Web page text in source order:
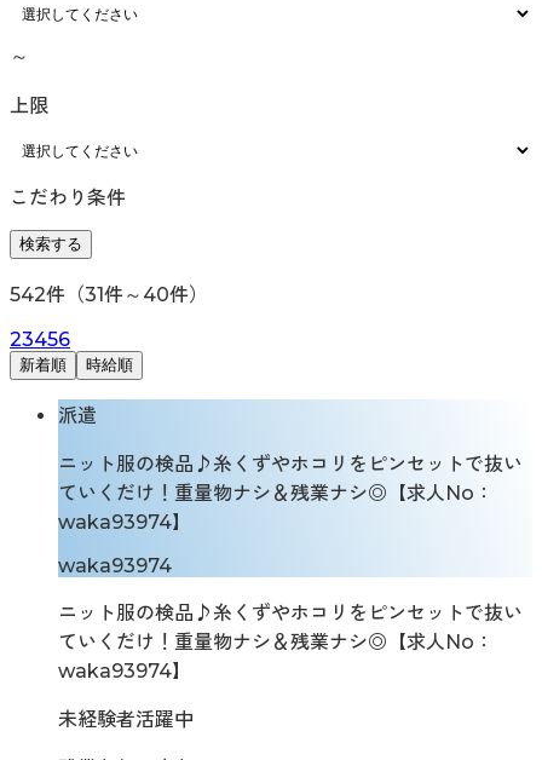
～
上限
こだわり条件
検索する
542件（31件～ 40件）
23456
新着順 時給順
派遣
ニット服の検品♪糸くずやホコリをピンセットで抜い
ていくだけ！重量物ナシ＆残業ナシ◎【求人No：
waka93974】
waka93974
ニット服の検品♪糸くずやホコリをピンセットで抜い
ていくだけ！重量物ナシ＆残業ナシ◎【求人No：
waka93974】
未経験者活躍中